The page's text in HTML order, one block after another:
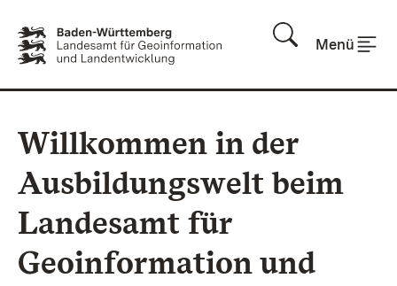
Menü
Willkommen in der
Ausbildungswelt beim
Landesamt für
Geoinformation und